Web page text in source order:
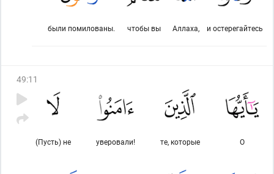
и остерегайтесь
Аллаха,
чтобы вы
были помилованы.
49:11
О
те, которые
уверовали!
(Пусть) не